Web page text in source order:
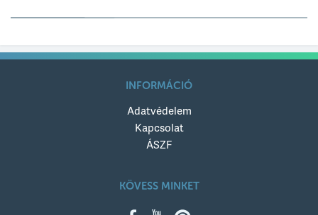
Értékelésed címe
INFORMÁCIÓ
Adatvédelem
Kapcsolat
ÁSZF
KÖVESS MINKET